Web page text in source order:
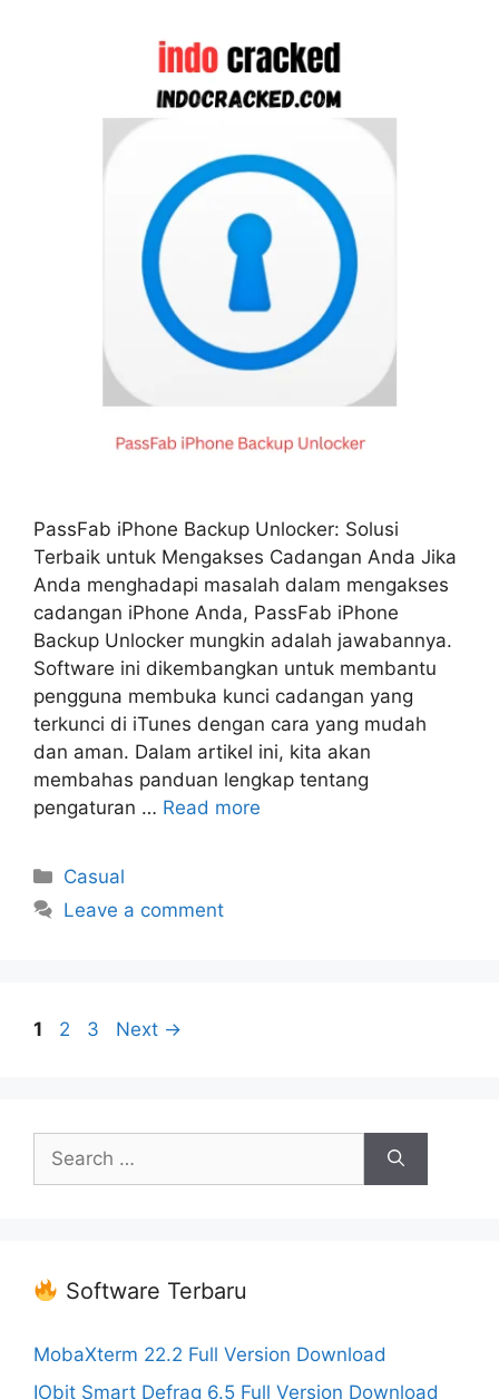
PassFab iPhone Backup Unlocker: Solusi
Terbaik untuk Mengakses Cadangan Anda Jika
Anda menghadapi masalah dalam mengakses
cadangan iPhone Anda, PassFab iPhone
Backup Unlocker mungkin adalah jawabannya.
Software ini dikembangkan untuk membantu
pengguna membuka kunci cadangan yang
terkunci di iTunes dengan cara yang mudah
dan aman. Dalam artikel ini, kita akan
membahas panduan lengkap tentang
pengaturan … Read more
Categories
Casual
Leave a comment
Page
1 Page
2 Page
3 Next →
Search
for:
Software Terbaru
MobaXterm 22.2 Full Version Download
IObit Smart Defrag 6.5 Full Version Download